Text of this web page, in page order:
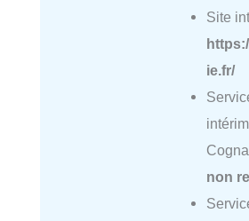
Site
ie.fr/
non